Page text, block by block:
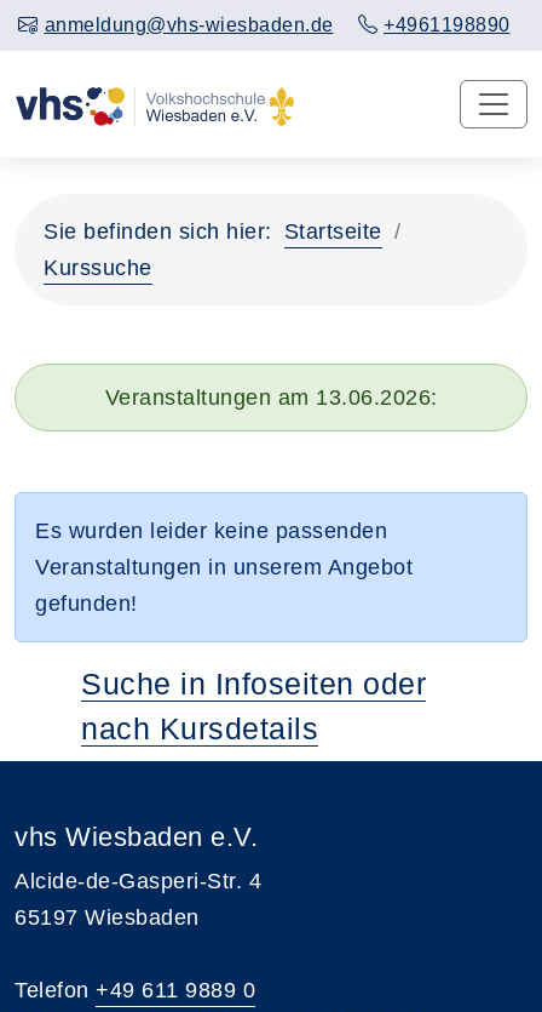
anmeldung@vhs-wiesbaden.de +4961198890
Sie befinden sich hier:
Startseite
Kurssuche
Veranstaltungen am 13.06.2026:
Es wurden leider keine passenden
Veranstaltungen in unserem Angebot
gefunden!
Suche in Infoseiten oder
nach Kursdetails
vhs Wiesbaden e.V.
Alcide-de-Gasperi-Str. 4
65197 Wiesbaden
Telefon +49 611 9889 0